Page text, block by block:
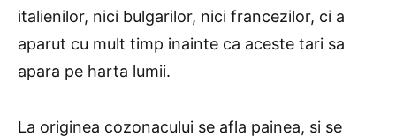
italienilor, nici bulgarilor, nici francezilor, ci a
aparut cu mult timp inainte ca aceste tari sa
apara pe harta lumii.
La originea cozonacului se afla painea, si se